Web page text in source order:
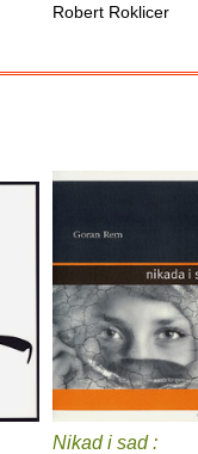
Robert Roklicer
Nikad i sad :